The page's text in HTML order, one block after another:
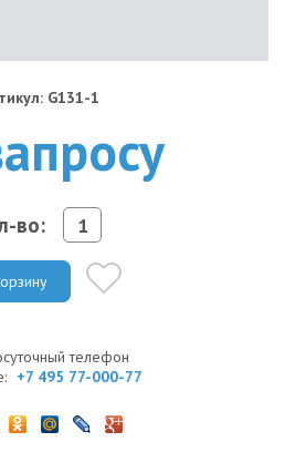
G131-1
во:
телефон
+7 495 77-000-77